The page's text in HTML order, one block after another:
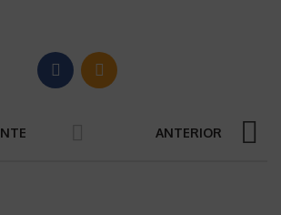
ANTERIOR